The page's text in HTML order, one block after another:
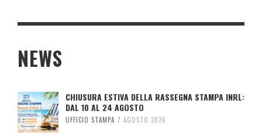
NEWS
CHIUSURA ESTIVA DELLA RASSEGNA STAMPA INRL:
DAL 10 AL 24 AGOSTO
UFFICIO STAMPA 7 AGOSTO 2026